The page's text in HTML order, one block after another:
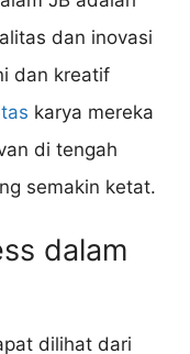
dan inovasi
dan kreatif
karya mereka
di tengah
semakin ketat.
dalam
dilihat dari